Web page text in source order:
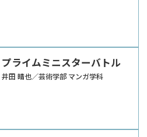
プライムミニスターバトル
井田 晴也／芸術学部 マンガ学科